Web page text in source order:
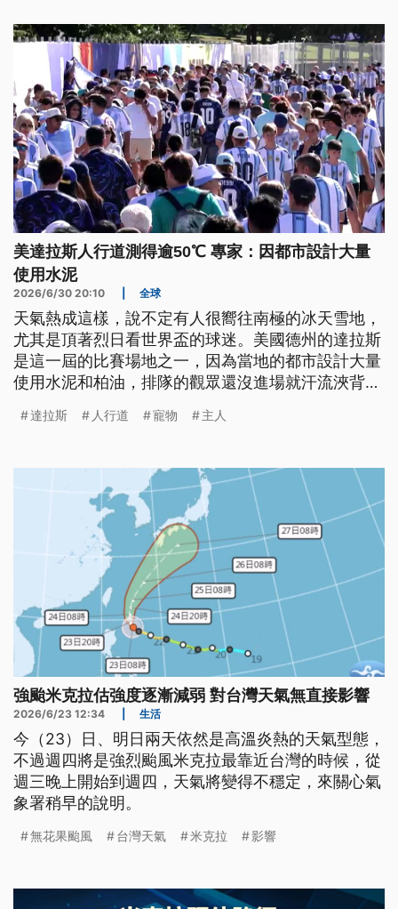
美達拉斯人行道測得逾50℃ 專家：因都市設計大量
使用水泥
2026/6/30 20:10 全球
天氣熱成這樣，說不定有人很嚮往南極的冰天雪地，
尤其是頂著烈日看世界盃的球迷。美國德州的達拉斯
是這一屆的比賽場地之一，因為當地的都市設計大量
使用水泥和柏油，排隊的觀眾還沒進場就汗流浹背。
有寵物專用的產品。
達拉斯 人行道 寵物 主人
強颱米克拉估強度逐漸減弱 對台灣天氣無直接影響
2026/6/23 12:34 生活
今（23）日、明日兩天依然是高溫炎熱的天氣型態，
不過週四將是強烈颱風米克拉最靠近台灣的時候，從
週三晚上開始到週四，天氣將變得不穩定，來關心氣
象署稍早的說明。
無花果颱風 台灣天氣 米克拉 影響